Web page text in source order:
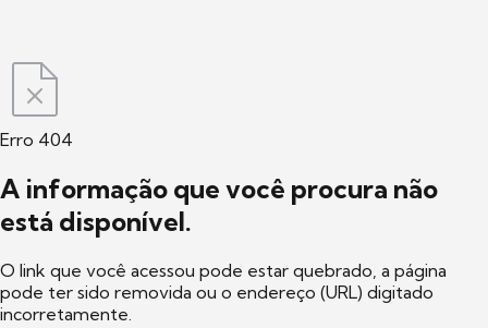
Erro 404
A informação que você procura não
está disponível.
O link que você acessou pode estar quebrado, a página
pode ter sido removida ou o endereço (URL) digitado
incorretamente.